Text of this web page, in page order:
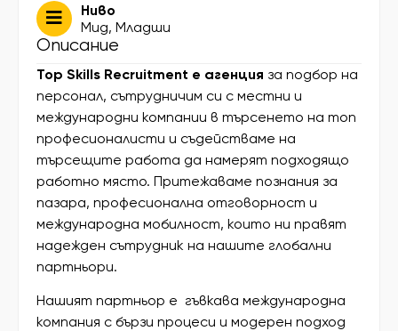
Ниво
Мид, Младши
Описание
Top Skills Recruitment е агенция за подбор на
персонал, сътрудничим си с местни и
международни компании в търсенето на топ
професионалисти и съдействаме на
търсещите работа да намерят подходящо
работно място. Притежаваме познания за
пазара, професионална отговорност и
международна мобилност, които ни правят
надежден сътрудник на нашите глобални
партньори.
Нашият партньор е гъвкава международна
компания с бързи процеси и модерен подход